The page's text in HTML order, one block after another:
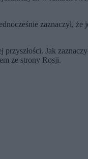
zaznaczył,
Jak
ze strony Rosji.